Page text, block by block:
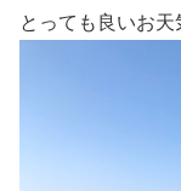
とっても良いお天